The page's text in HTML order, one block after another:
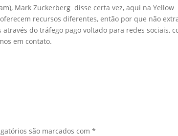
Mark Zuckerberg disse certa vez, aqui na Yellow
recursos diferentes, então por que não
do tráfego pago voltado para redes sociais,
em contato.
são marcados com*